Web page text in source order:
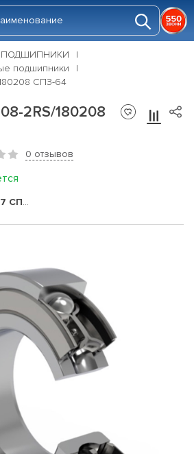
ПОДШИПНИКИ
подшипники
СПЗ-64
2RS/180208
0 отзывов
64